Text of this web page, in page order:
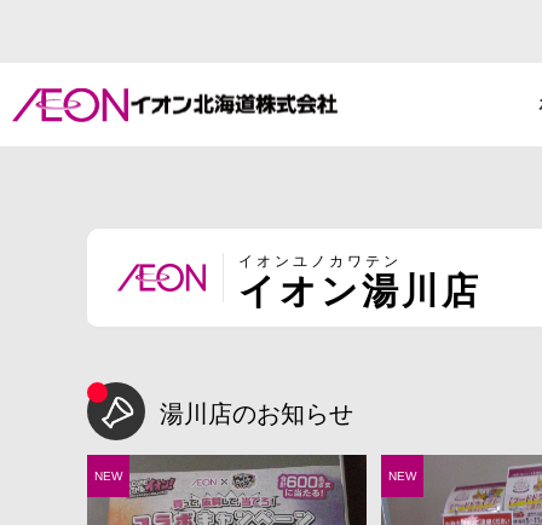
イオンユノカワテン
イオン湯川店
湯川店のお知らせ
NEW NEW